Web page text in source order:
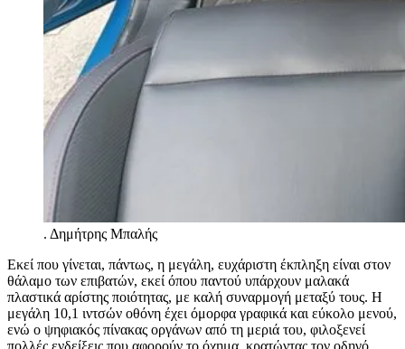
. Δημήτρης Μπαλής
Εκεί που γίνεται, πάντως, η μεγάλη, ευχάριστη έκπληξη είναι στον
θάλαμο των επιβατών, εκεί όπου παντού υπάρχουν μαλακά
πλαστικά αρίστης ποιότητας, με καλή συναρμογή μεταξύ τους. Η
μεγάλη 10,1 ιντσών οθόνη έχει όμορφα γραφικά και εύκολο μενού,
ενώ ο ψηφιακός πίνακας οργάνων από τη μεριά του, φιλοξενεί
πολλές ενδείξεις που αφορούν το όχημα, κρατώντας τον οδηγό